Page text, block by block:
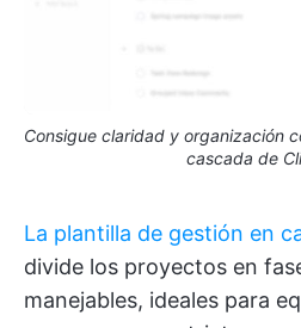
Consigue claridad y organización
cascada de
La plantilla de gestión en
divide los proyectos en
manejables, ideales para